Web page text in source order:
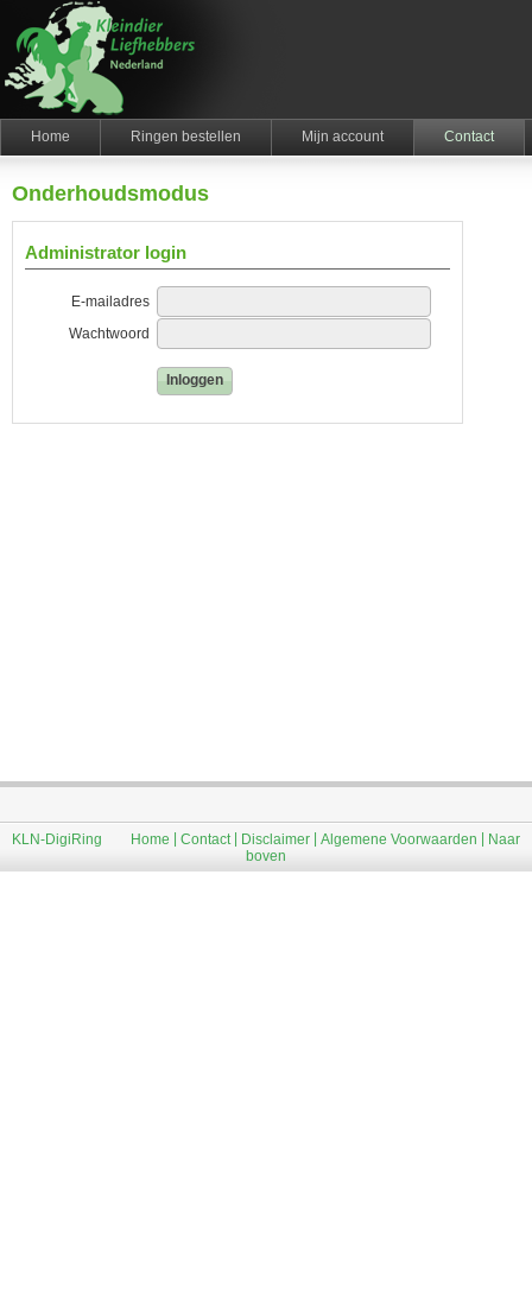
Home Ringen bestellen Mijn account Contact
Onderhoudsmodus
Administrator login
E-mailadres
Wachtwoord
KLN-DigiRing Home Contact Disclaimer Algemene Voorwaarden
Naar
boven